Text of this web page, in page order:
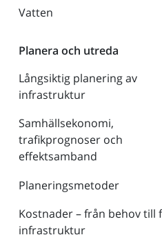
Vatten
Planera och utreda
Långsiktig planering av
infrastruktur
Samhällsekonomi,
trafikprognoser och
effektsamband
Planeringsmetoder
Kostnader – från behov till
infrastruktur